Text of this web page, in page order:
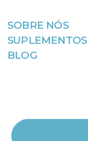
Avançar
para
o
SOBRE NÓS
BLOG